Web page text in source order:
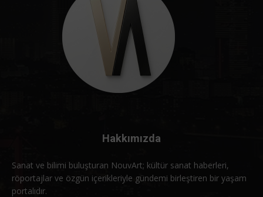
Hakkımızda
Sanat ve bilimi buluşturan NouvArt; kültür sanat haberleri,
röportajlar ve özgün içerikleriyle gündemi birleştiren bir yaşam
portalıdır.